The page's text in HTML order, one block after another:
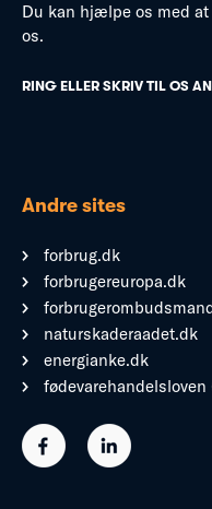
Du kan hjælpe os med
os.
RING ELLER SKRIV TIL OS
Andre sites
forbrug.dk
forbrugereuropa.dk
naturskaderaadet.dk
energianke.dk
fødevarehandelsloven